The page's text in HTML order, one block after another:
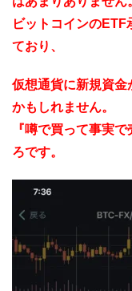
ビットコインの
ており、
仮想通貨に新規資金
かもしれません。
『噂で買って事実
ろです。